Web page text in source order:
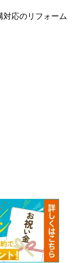
対応のリフォーム